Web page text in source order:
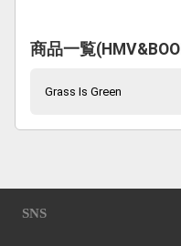
商品一覧
Grass Is Green
SNS